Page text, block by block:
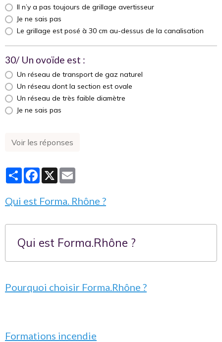
Il n’y a pas toujours de grillage avertisseur
Je ne sais pas
Le grillage est posé à 30 cm au-dessus de la canalisation
30/ Un ovoïde est :
Un réseau de transport de gaz naturel
Un réseau dont la section est ovale
Un réseau de très faible diamètre
Je ne sais pas
Voir les réponses
PartagerFacebook
X
Qui est Forma. Rhône ?
Qui est Forma.Rhône ?
Pourquoi choisir Forma.Rhône ?
Formations incendie